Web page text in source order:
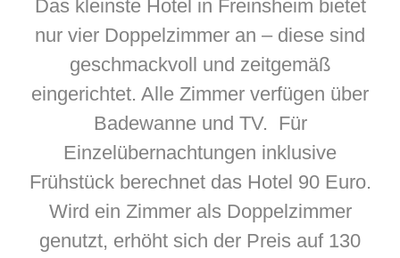
Das kleinste Hotel in Freinsheim bietet
nur vier Doppelzimmer an – diese sind
geschmackvoll und zeitgemäß
eingerichtet. Alle Zimmer verfügen über
Badewanne und TV. Für
Einzelübernachtungen inklusive
Frühstück berechnet das Hotel 90 Euro.
Wird ein Zimmer als Doppelzimmer
genutzt, erhöht sich der Preis auf 130